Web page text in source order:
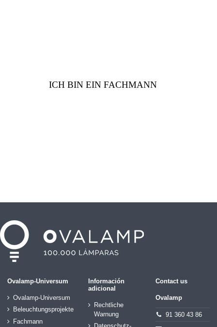
ICH BIN EIN FACHMANN
Ovalamp-Universum
Ovalamp-Universum
Beleuchtungsprojekte
Fachmann
Información
adicional
Rechtliche
Warnung
Contact us
Ovalamp
91 360 43 86